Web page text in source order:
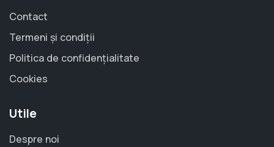
Contact
Termeni și condiții
Politica de confidențialitate
Cookies
Utile
Despre noi